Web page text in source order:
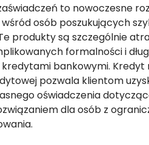
to nowoczesne
osób poszukujących
produkty są szczególnie
formalności i
bankowymi. Kredyt
pozwala klientom
oświadczenia
dla osób z